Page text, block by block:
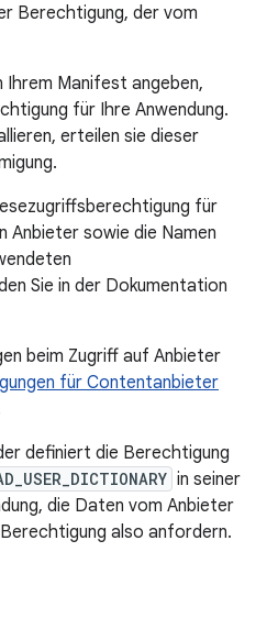
Berechtigung, der vom
Ihrem Manifest angeben,
für Ihre Anwendung.
erteilen sie dieser
für
Anbieter sowie die Namen
Sie in der Dokumentation
beim Zugriff auf Anbieter
für Contentanbieter
definiert die Berechtigung
in seiner
die Daten vom Anbieter
also anfordern.